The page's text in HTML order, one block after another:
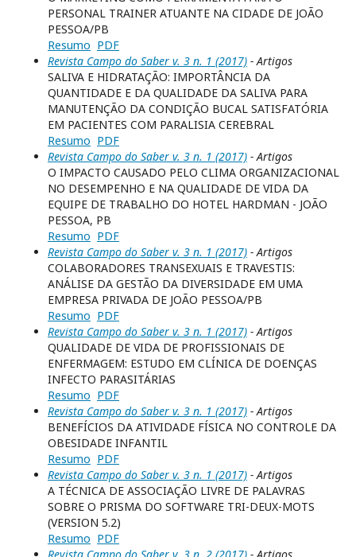
PERSONAL TRAINER ATUANTE NA CIDADE DE JOÃO
PESSOA/PB
Resumo PDF
Revista Campo do Saber v. 3 n. 1 (2017) - Artigos
SALIVA E HIDRATAÇÃO: IMPORTÂNCIA DA
QUANTIDADE E DA QUALIDADE DA SALIVA PARA
MANUTENÇÃO DA CONDIÇÃO BUCAL SATISFATÓRIA
EM PACIENTES COM PARALISIA CEREBRAL
Resumo PDF
Revista Campo do Saber v. 3 n. 1 (2017) - Artigos
O IMPACTO CAUSADO PELO CLIMA ORGANIZACIONAL
NO DESEMPENHO E NA QUALIDADE DE VIDA DA
EQUIPE DE TRABALHO DO HOTEL HARDMAN - JOÃO
PESSOA, PB
Resumo PDF
Revista Campo do Saber v. 3 n. 1 (2017) - Artigos
COLABORADORES TRANSEXUAIS E TRAVESTIS:
ANÁLISE DA GESTÃO DA DIVERSIDADE EM UMA
EMPRESA PRIVADA DE JOÃO PESSOA/PB
Resumo PDF
Revista Campo do Saber v. 3 n. 1 (2017) - Artigos
QUALIDADE DE VIDA DE PROFISSIONAIS DE
ENFERMAGEM: ESTUDO EM CLÍNICA DE DOENÇAS
INFECTO PARASITÁRIAS
Resumo PDF
Revista Campo do Saber v. 3 n. 1 (2017) - Artigos
BENEFÍCIOS DA ATIVIDADE FÍSICA NO CONTROLE DA
OBESIDADE INFANTIL
Resumo PDF
Revista Campo do Saber v. 3 n. 1 (2017) - Artigos
A TÉCNICA DE ASSOCIAÇÃO LIVRE DE PALAVRAS
SOBRE O PRISMA DO SOFTWARE TRI-DEUX-MOTS
(VERSION 5.2)
Resumo PDF